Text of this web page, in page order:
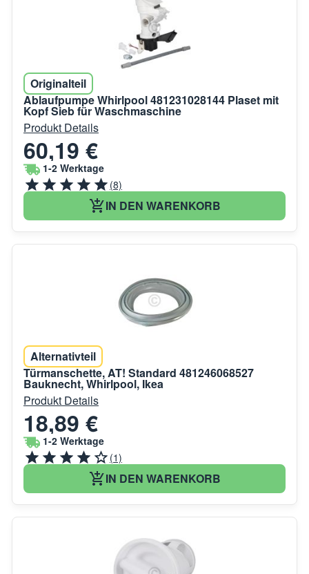
Originalteil
Ablaufpumpe Whirlpool 481231028144 Plaset mit
Kopf Sieb für Waschmaschine
Produkt Details
60,19 €
1-2 Werktage
(8)
IN DEN WARENKORB
Alternativteil
Türmanschette, AT! Standard 481246068527
Bauknecht, Whirlpool, Ikea
Produkt Details
18,89 €
1-2 Werktage
(1)
IN DEN WARENKORB